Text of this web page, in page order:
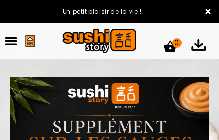
×
Un petit plaisir de la vie !
0